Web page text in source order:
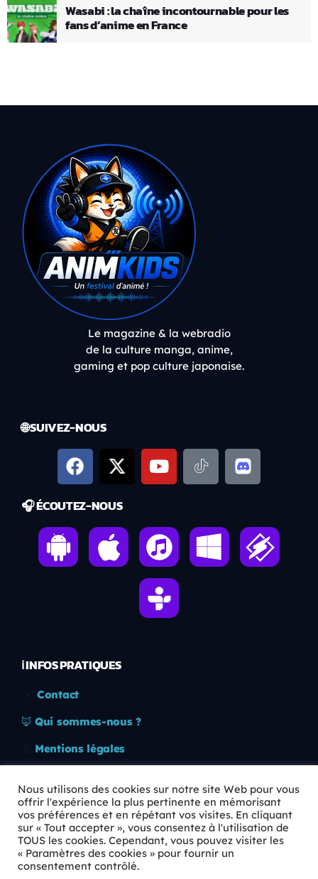
Wasabi : la chaîne incontournable pour les
fans d’anime en France
Le magazine & la webradio
de la culture manga, anime,
gaming et pop culture japonaise.
🌐 SUIVEZ-NOUS
🎧 ÉCOUTEZ-NOUS
ℹ️ INFOS PRATIQUES
Contact
🦊 Qui sommes-nous ?
Mentions légales
🛡️ RGPD
Copyright © 2026 Animkids. Tous droits réservés.
Nous utilisons des cookies sur notre site Web pour vous
offrir l'expérience la plus pertinente en mémorisant
vos préférences et en répétant vos visites. En cliquant
sur « Tout accepter », vous consentez à l'utilisation de
TOUS les cookies. Cependant, vous pouvez visiter les
« Paramètres des cookies » pour fournir un
consentement contrôlé.